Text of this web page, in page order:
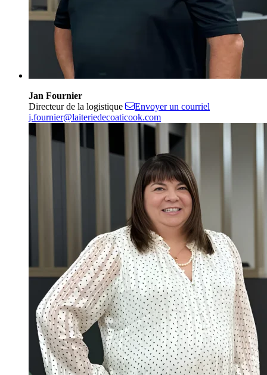
Jan Fournier
Directeur de la logistique
Envoyer un courriel
j.fournier@laiteriedecoaticook.com